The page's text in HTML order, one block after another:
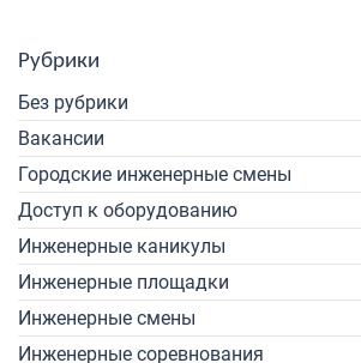
Рубрики
Без рубрики
Вакансии
Городские инженерные смены
Доступ к оборудованию
Инженерные каникулы
Инженерные площадки
Инженерные смены
Инженерные соревнования